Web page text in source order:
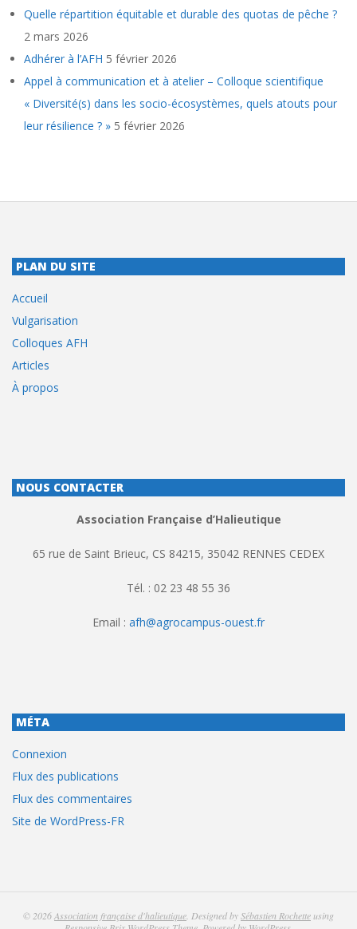
Quelle répartition équitable et durable des quotas de pêche ?
2 mars 2026
Adhérer à l’AFH 5 février 2026
Appel à communication et à atelier – Colloque scientifique
« Diversité(s) dans les socio-écosystèmes, quels atouts pour
leur résilience ? » 5 février 2026
PLAN DU SITE
Accueil
Vulgarisation
Colloques AFH
Articles
À propos
NOUS CONTACTER
Association Française d’Halieutique
65 rue de Saint Brieuc, CS 84215, 35042 RENNES CEDEX
Tél. : 02 23 48 55 36
Email : afh@agrocampus-ouest.fr
MÉTA
Connexion
Flux des publications
Flux des commentaires
Site de WordPress-FR
© 2026Association française d'halieutique. Designed bySébastien Rochetteusing